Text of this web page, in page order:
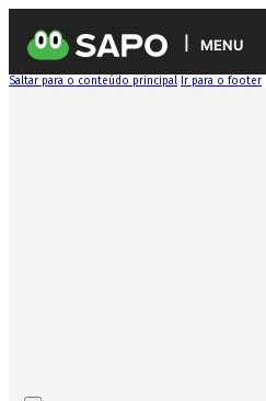
MENU
Saltar para o conteúdo principal Ir para o footer